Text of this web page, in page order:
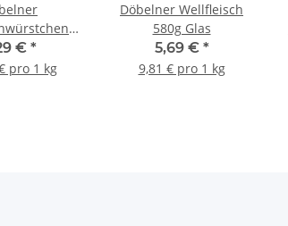
Glas
€ *
pro 1 kg
Döbelner Wellfleisch
580g Glas
5,69 € *
9,81 € pro 1 kg